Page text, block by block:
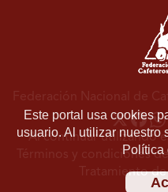
Este portal usa cookies
usuario. Al utilizar nuestro
Política
Federación Nacional de
Al continuar utilizando
Términos y condiciones
Tratamiento